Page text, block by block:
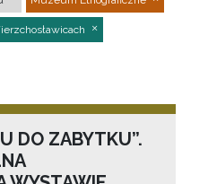
DO ZABYTKU”.